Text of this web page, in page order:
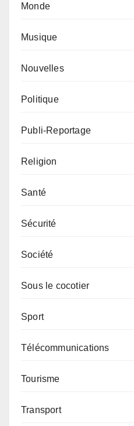
Monde
Musique
Nouvelles
Politique
Publi-Reportage
Religion
Santé
Sécurité
Société
Sous le cocotier
Sport
Télécommunications
Tourisme
Transport